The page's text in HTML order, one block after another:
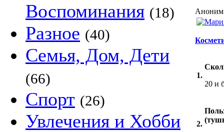
Воспоминания (18)
Разное (40)
Семья, Дом, Дети
(66)
Спорт (26)
Увлечения и Хобби
Аноним
1.
20 и
2.